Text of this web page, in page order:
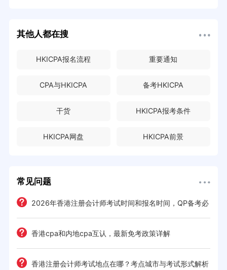
其他人都在搜
HKICPA报名流程 重要通知
CPA与HKICPA 备考HKICPA
干货 HKICPA报考条件
HKICPA网盘 HKICPA前景
常见问题
2026年香港注册会计师考试时间和报名时间，QP备考必
读的时间规划
香港cpa和内地cpa互认，最新免考政策详解
香港注册会计师考试地点在哪？考点城市与考试形式解析